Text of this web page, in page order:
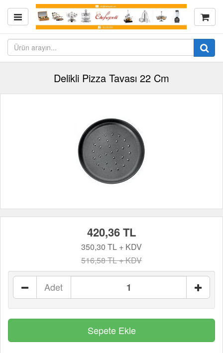
Delikli Pizza Tavası 22 Cm
420,36 TL
350,30 TL + KDV
516,58 TL + KDV
Adet